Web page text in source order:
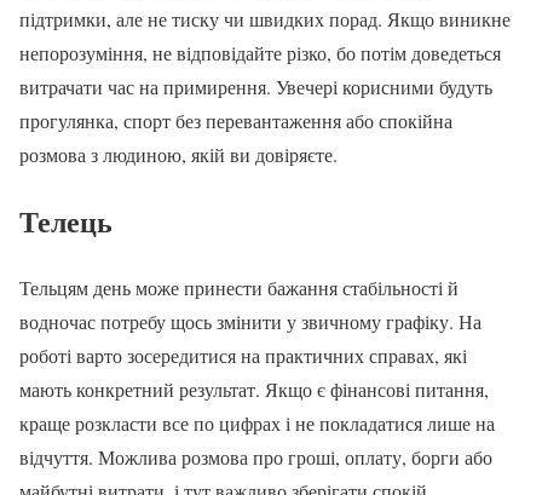
підтримки, але не тиску чи швидких порад. Якщо виникне
непорозуміння, не відповідайте різко, бо потім доведеться
витрачати час на примирення. Увечері корисними будуть
прогулянка, спорт без перевантаження або спокійна
розмова з людиною, якій ви довіряєте.
Телець
Тельцям день може принести бажання стабільності й
водночас потребу щось змінити у звичному графіку. На
роботі варто зосередитися на практичних справах, які
мають конкретний результат. Якщо є фінансові питання,
краще розкласти все по цифрах і не покладатися лише на
відчуття. Можлива розмова про гроші, оплату, борги або